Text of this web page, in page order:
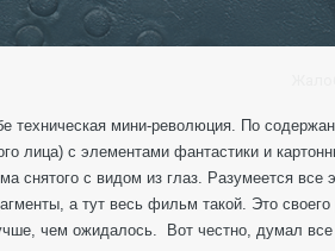
техническая мини-революция. По
лица) с элементами фантастики и
снятого с видом из глаз. Разумеется все
а тут весь фильм такой. Это своего
чем ожидалось. Вот честно, думал